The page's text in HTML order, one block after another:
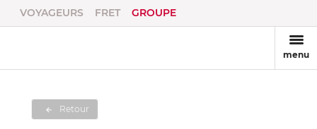
VOYAGEURS FRET GROUPE
menu
Retour